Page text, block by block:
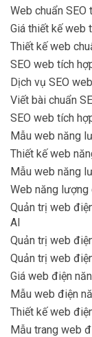
Web chuẩn SEO
Giá thiết kế web
Thiết kế web
SEO web tích
Dịch vụ SEO
Viết bài chuẩn
SEO web tích
Mẫu web năng
Thiết kế web
Mẫu web năng
Web năng lượng
Quản trị web
AI
Quản trị web
Quản trị web
Giá web điện
Mẫu web điện
Thiết kế web
Mẫu trang web